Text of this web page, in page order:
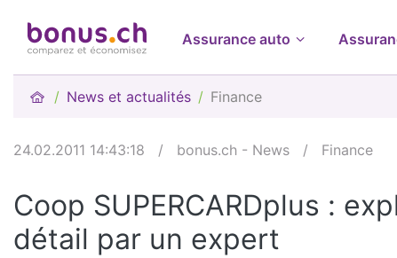
Assurance auto
News et actualités Finance
24.02.2011 14:43:18 / bonus.ch - News / Finance
Coop SUPERCARDplus :
détail par un expert